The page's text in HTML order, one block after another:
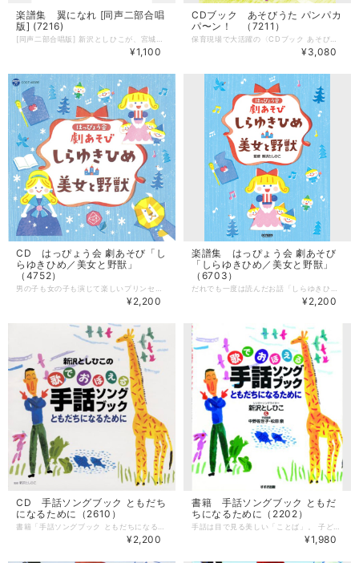
楽譜集 翼になれ [同声二部合唱
版] (7216)
¥1,100
CDブック あそびうた パンパカ
パ〜ン！ （7211）
¥3,080
CD はっぴょう会 劇あそび「し
らゆきひめ／美女と野獣」
（4752）
¥2,200
楽譜集 はっぴょう会 劇あそび
「しらゆきひめ／美女と野獣」
（6703）
¥2,200
CD 手話ソングブック ともだち
になるために（2610）
¥2,200
書籍 手話ソングブック ともだ
ちになるために（2202）
¥1,980